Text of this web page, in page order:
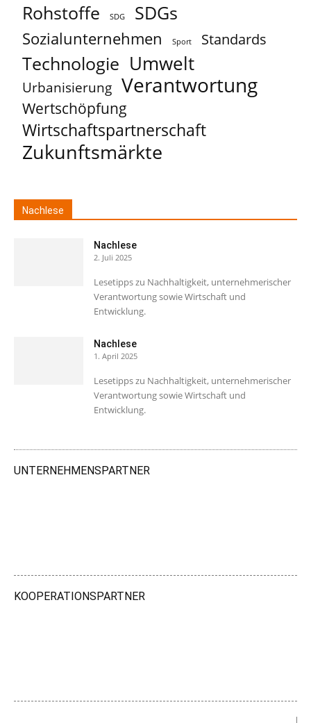
Rohstoffe SDG SDGs
Sozialunternehmen Sport Standards
Technologie Umwelt
Urbanisierung Verantwortung
Wertschöpfung
Wirtschaftspartnerschaft
Zukunftsmärkte
Nachlese
Nachlese
2. Juli 2025
Lesetipps zu Nachhaltigkeit, unternehmerischer
Verantwortung sowie Wirtschaft und
Entwicklung.
Nachlese
1. April 2025
Lesetipps zu Nachhaltigkeit, unternehmerischer
Verantwortung sowie Wirtschaft und
Entwicklung.
UNTERNEHMENSPARTNER
KOOPERATIONSPARTNER